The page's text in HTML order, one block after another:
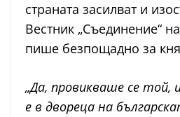
страната засилват и
Вестник „Съединение“
пише безпощадно за
„Да, провикваше се той,
е в двореца на